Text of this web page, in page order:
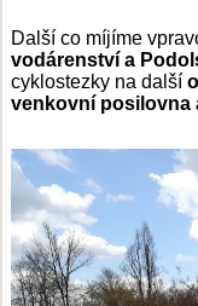
Další co míjíme
vodárenství a
cyklostezky na další
venkovní posilovna